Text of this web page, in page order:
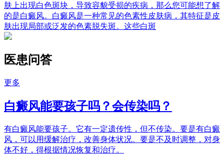
肤上出现白色斑块，导致容貌受损的疾病，那么您可能想了解
的是白癜风。白癜风是一种常见的色素性皮肤病，其特征是皮
肤出现局部或泛发的色素脱失斑。这些白斑
医患问答
更多
白癜风能要孩子吗？会传染吗？
有白癜风能要孩子。它有一定遗传性，但不传染。要是有白癜
风，可以用缓解治疗，改善身体状况。要是不及时调整，对身
体不好，得根据情况恢复和治疗。